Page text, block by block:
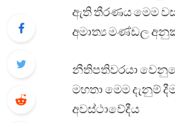
ඇති තීරණය මෙම
අමාත්‍ය මණ්ඩල
නීතිපතිවරයා
මහතා මෙම දැනුම්
අවස්ථාවේදීය